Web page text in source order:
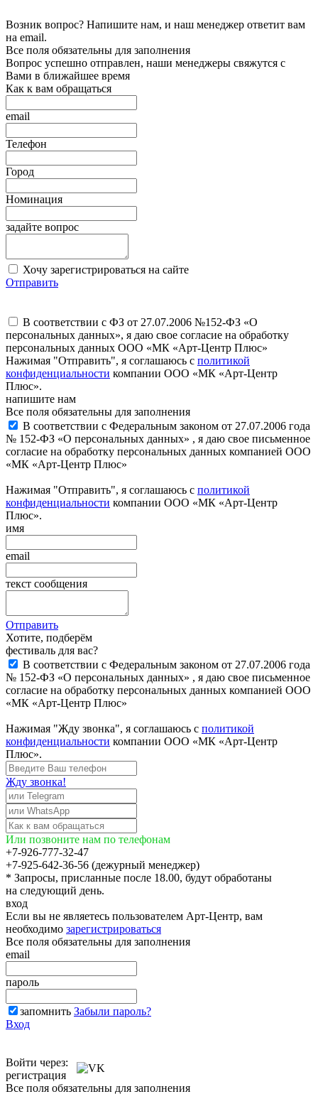
Возник вопрос? Напишите нам, и наш менеджер ответит вам
на email.
Все поля обязательны для заполнения
Вопрос успешно отправлен, наши менеджеры свяжутся с
Вами в ближайшее время
Как к вам обращаться
email
Телефон
Город
Номинация
задайте вопрос
Хочу зарегистрироваться на сайте
Отправить
В соответствии с ФЗ от 27.07.2006 №152-ФЗ «О
персональных данных», я даю свое согласие на обработку
персональных данных ООО «МК «Арт-Центр Плюс»
Нажимая "Отправить", я соглашаюсь с политикой
конфиденциальности компании ООО «МК «Арт-Центр
Плюс».
напишите нам
Все поля обязательны для заполнения
В соответствии с Федеральным законом от 27.07.2006 года
№ 152-ФЗ «О персональных данных» , я даю свое письменное
согласие на обработку персональных данных компанией ООО
«МК «Арт-Центр Плюс»
Нажимая "Отправить", я соглашаюсь с политикой
конфиденциальности компании ООО «МК «Арт-Центр
Плюс».
имя
email
текст сообщения
Отправить
Хотите, подберём
фестиваль для вас?
В соответствии с Федеральным законом от 27.07.2006 года
№ 152-ФЗ «О персональных данных» , я даю свое письменное
согласие на обработку персональных данных компанией ООО
«МК «Арт-Центр Плюс»
Нажимая "Жду звонка", я соглашаюсь с политикой
конфиденциальности компании ООО «МК «Арт-Центр
Плюс».
Жду звонка!
Или позвоните нам по телефонам
+7-926-777-32-47
+7-925-642-36-56 (дежурный менеджер)
* Запросы, присланные после 18.00, будут обработаны
на следующий день.
вход
Если вы не являетесь пользователем Арт-Центр, вам
необходимо зарегистрироваться
Все поля обязательны для заполнения
email
пароль
запомнить Забыли пароль?
Вход
Войти через:
регистрация
Все поля обязательны для заполнения